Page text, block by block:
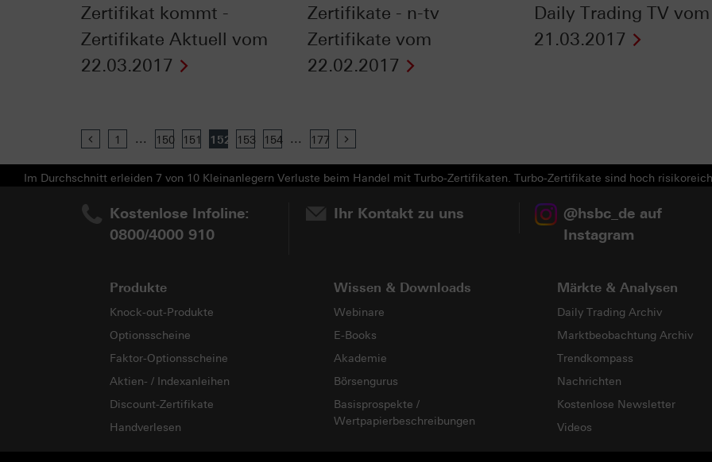
Zertifikat kommt -
Zertifikate Aktuell vom
22.03.2017
Zertifikate - n-tv
Zertifikate vom
22.02.2017
Daily Trading TV vom
21.03.2017
Previous
1 ... 150 151 152 153 154 ... 177
Im Durchschnitt erleiden 7 von 10 Kleinanlegern Verluste beim Handel mit Turbo-Zertifikaten. Turbo-Zertifikate sind hoch
Kostenlose Infoline:
0800/4000 910
Ihr Kontakt zu uns
@hsbc_de auf
Instagram
Produkte
Knock-out-Produkte
Optionsscheine
Faktor-Optionsscheine
Aktien- / Indexanleihen
Discount-Zertifikate
Handverlesen
Wissen & Downloads
Webinare
E-Books
Akademie
Börsengurus
Basisprospekte /
Wertpapierbeschreibungen
Märkte & Analysen
Daily Trading Archiv
Marktbeobachtung Archiv
Trendkompass
Nachrichten
Kostenlose Newsletter
Videos